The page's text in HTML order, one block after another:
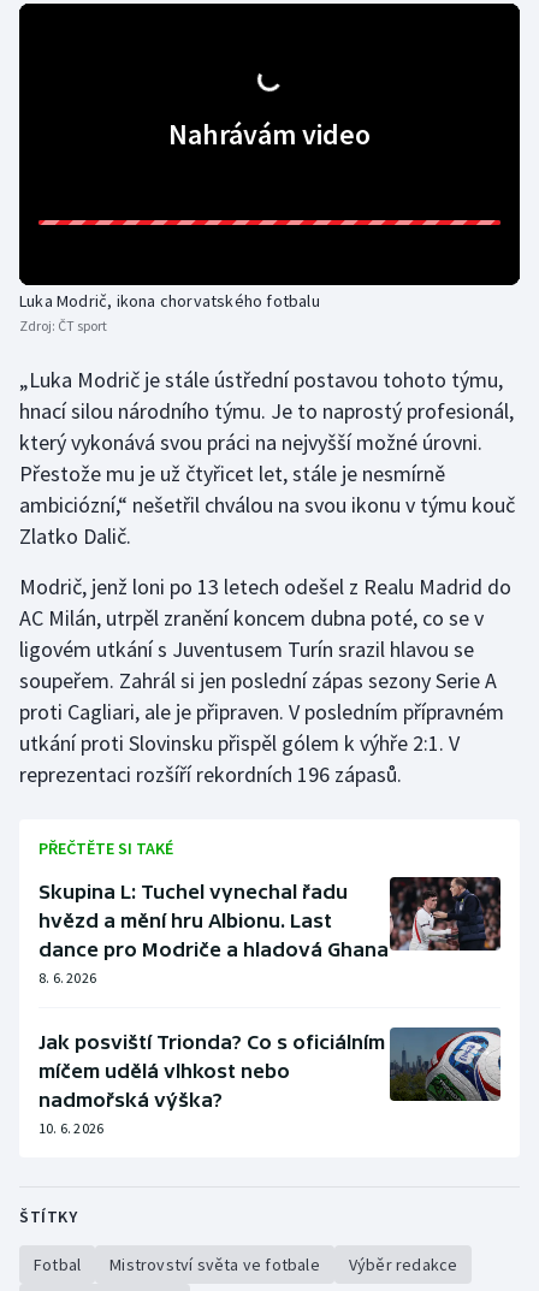
Nahrávám video
Luka Modrič, ikona chorvatského fotbalu
Zdroj: ČT sport
„Luka Modrič je stále ústřední postavou tohoto týmu,
hnací silou národního týmu. Je to naprostý profesionál,
který vykonává svou práci na nejvyšší možné úrovni.
Přestože mu je už čtyřicet let, stále je nesmírně
ambiciózní,“ nešetřil chválou na svou ikonu v týmu kouč
Zlatko Dalič.
Modrič, jenž loni po 13 letech odešel z Realu Madrid do
AC Milán, utrpěl zranění koncem dubna poté, co se v
ligovém utkání s Juventusem Turín srazil hlavou se
soupeřem. Zahrál si jen poslední zápas sezony Serie A
proti Cagliari, ale je připraven. V posledním přípravném
utkání proti Slovinsku přispěl gólem k výhře 2:1. V
reprezentaci rozšíří rekordních 196 zápasů.
PŘEČTĚTE SI TAKÉ
Skupina L: Tuchel vynechal řadu
hvězd a mění hru Albionu. Last
dance pro Modriče a hladová Ghana
8. 6. 2026
Jak posviští Trionda? Co s oficiálním
míčem udělá vlhkost nebo
nadmořská výška?
10. 6. 2026
ŠTÍTKY
Fotbal Mistrovství světa ve fotbale
Výběr redakce